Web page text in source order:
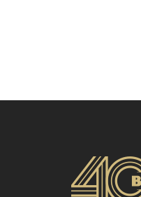
Se projekt ...